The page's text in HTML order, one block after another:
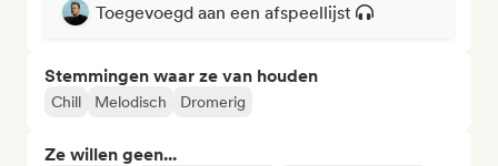
Toegevoegd aan een afspeellijst
Stemmingen waar ze van houden
Chill Melodisch Dromerig
Ze willen geen...